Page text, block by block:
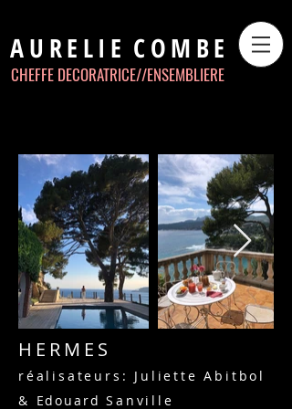
COMBE
AURELIE
CHEFFE DECORATRICE//ENSEMBLIERE
HERMES
réalisateurs: Juliette Abitbol
& Edouard Sanville